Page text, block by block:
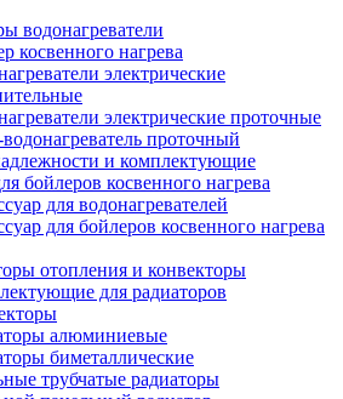
водонагреватели
косвенного нагрева
электрические
электрические проточные
проточный
и комплектующие
бойлеров косвенного нагрева
для водонагревателей
для бойлеров косвенного нагрева
отопления и конвекторы
для радиаторов
алюминиевые
биметаллические
трубчатые радиаторы